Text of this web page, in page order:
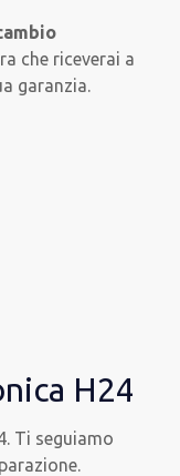
che riceverai a
garanzia.
H24
Ti seguiamo